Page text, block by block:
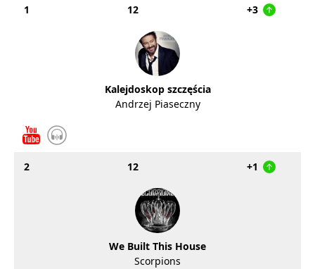
1 12 +3
Kalejdoskop szczęścia
Andrzej Piaseczny
2 12 +1
We Built This House
Scorpions